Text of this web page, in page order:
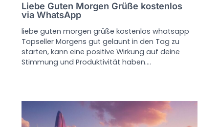
Liebe Guten Morgen Grüße kostenlos
via WhatsApp
liebe guten morgen grüße kostenlos whatsapp
Topseller Morgens gut gelaunt in den Tag zu
starten, kann eine positive Wirkung auf deine
Stimmung und Produktivität haben.…